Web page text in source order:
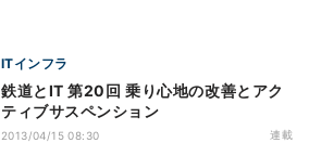
ITインフラ
鉄道とIT 第20回 乗り心地の改善とアク
ティブサスペンション
2013/04/15 08:30 連載